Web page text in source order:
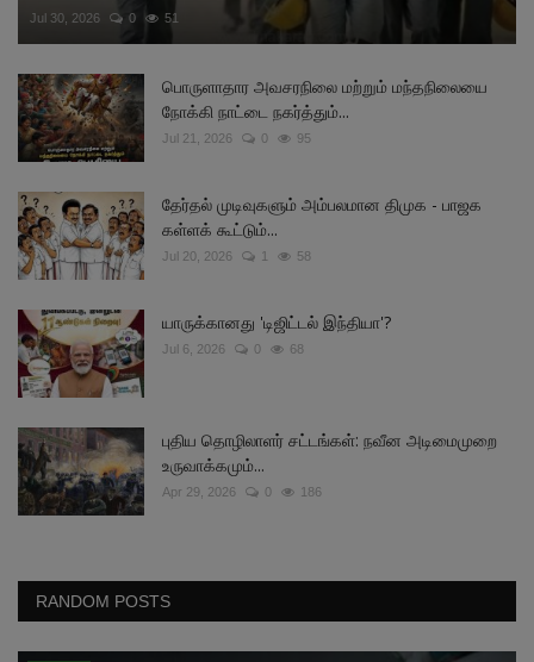
Jul 30, 2026 0 51
பொருளாதார அவசரநிலை மற்றும் மந்தநிலையை
நோக்கி நாட்டை நகர்த்தும்...
Jul 21, 2026 0 95
தேர்தல் முடிவுகளும் அம்பலமான திமுக - பாஜக
கள்ளக் கூட்டும்...
Jul 20, 2026 1 58
யாருக்கானது 'டிஜிட்டல் இந்தியா'?
Jul 6, 2026 0 68
புதிய தொழிலாளர் சட்டங்கள்: நவீன அடிமைமுறை
உருவாக்கமும்...
Apr 29, 2026 0 186
RANDOM POSTS